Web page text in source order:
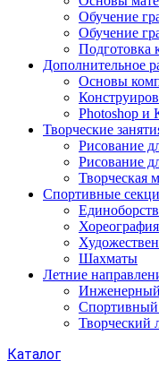
Обучение
Обучение
Подготовка
Дополнительное
Основы
Photoshop и
Творческие
Рисование
Рисование
Творческая
Спортивные
Хореография
Шахматы
Летние
Инженерный
Спортивный
Творческий
Каталог